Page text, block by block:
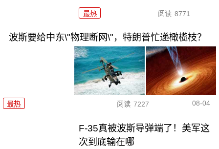
最热 阅读 8771
波斯要给中东\"物理断网\"，特朗普忙递橄榄枝？
最热 阅读 7227 08-04
F-35真被波斯导弹端了！美军这
次到底输在哪